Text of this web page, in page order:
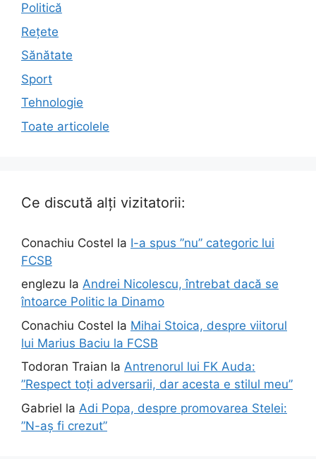
Politică
Rețete
Sănătate
Sport
Tehnologie
Toate articolele
Ce discută alți vizitatorii:
Conachiu Costel la I-a spus ”nu” categoric lui
FCSB
englezu la Andrei Nicolescu, întrebat dacă se
întoarce Politic la Dinamo
Conachiu Costel la Mihai Stoica, despre viitorul
lui Marius Baciu la FCSB
Todoran Traian la Antrenorul lui FK Auda:
”Respect toți adversarii, dar acesta e stilul meu”
Gabriel la Adi Popa, despre promovarea Stelei:
”N-aș fi crezut”